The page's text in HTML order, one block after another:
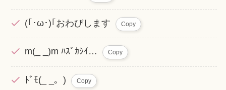
(｢･ω･)｢おわびします Copy
m(_ _)m ﾊｽﾞｶｼｲ… Copy
ﾄﾞﾓ(_ _。) Copy